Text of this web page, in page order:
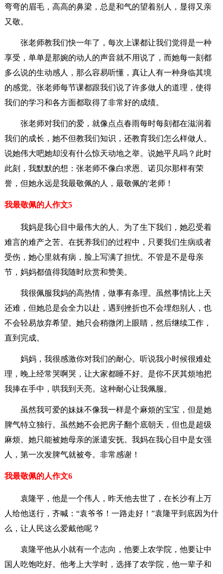
弯弯的眉毛，高高的鼻梁，总是和气的望着别人，显得又亲
又敬。
张老师教我们快一年了，每次上课都让我们觉得是一种
享受，单单是那婉的动人的声音就不用说了，而她每一刻都
多么说的生动感人，那么容易听懂，真让人有一种身临其境
的感觉。张老师每节课都跟我们说了许多做人的道理，使得
我们的学习和各方面都取得了非常好的成绩。
张老师对我们的爱，就像点点春雨每时每刻都在滋润着
我们的成长，她不但教我们知识，还教育我们怎么样做人。
说她伟大吧她却没有什么惊天动地之举。说她平凡吗？此时
此刻，我默默的想：张老师不像白求恩、诺贝尔那样有荣
誉，但她永远是我最敬佩的人，最敬佩的'老师！
我最敬佩的人作文5
我妈是我心目中最伟大的人。为了生下我们，她忍受着
难言的难产之苦。在抚养我们的过程中，只要我们生病或者
受伤，她心里就有病，脸上写满了担忧。不管是不是母亲
节，妈妈都值得我随时欣赏和赞美。
我很佩服我妈的高热情，做事有条理。虽然事情比上天
还难，但她总是会全力以赴，遇到挫折也不会埋怨别人，也
不会轻易放弃希望。她只会稍微闭上眼睛，然后继续工作，
直到完成。
妈妈，我很感激你对我们的耐心。听说我小时候很难处
理，晚上经常哭啊哭，让大家都睡不好。是你不厌其烦地把
我捧在手中，哄我到天亮。这种耐心让我佩服。
虽然我可爱的妹妹不像我一样是个麻烦的宝宝，但是她
脾气特立独行。虽然她不会把房子翻个底朝天，但也是超级
麻烦。她只能被她母亲的派遣安抚。我妈在我心目中是女强
人，第一次发脾气就被夸。非常感谢！
我最敬佩的人作文6
袁隆平，他是一个伟人，昨天他去世了，在长沙有上万
人给他送行，齐喊：“袁爷爷！一路走好！”袁隆平到底因为什
么，让人民这么爱戴他呢？
袁隆平他从小就有一个志向，他要上农学院，他要让中
国人吃饱吃好。他考上大学时，选择了农学院，他一辈子和